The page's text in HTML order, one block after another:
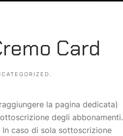
Card
.
la pagina dedicata)
degli abbonamenti.
In caso di sola sottoscrizione